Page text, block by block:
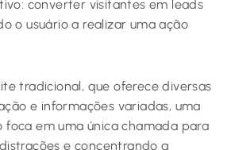
converter visitantes em leads
o usuário a realizar uma ação
tradicional, que oferece diversas
e informações variadas, uma
foca em uma única chamada para
e concentrando a